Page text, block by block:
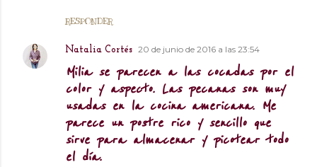
RESPONDER
Natalia Cortés 20 de junio de 2016 a las 23:54
Milia se parecen a las cocadas por el
color y aspecto. Las pecanas son muy
usadas en la cocina americana. Me
parece un postre rico y sencillo que
sirve para almacenar y picotear todo
el día.